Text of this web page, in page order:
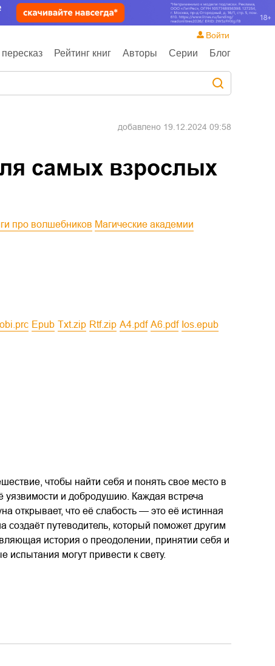
Рейтинг книг Авторы Серии Блог
Войти
добавлено 19.12.2024 09:58
самых взрослых
про волшебников
Магические академии
mobi.prc epub txt.zip rtf.zip a4.pdf a6.pdf ios.epub
чтобы найти себя и понять свое место в
и добродушию. Каждая встреча
открывает, что её слабость — это её истинная
путеводитель, который поможет другим
история о преодолении, принятии себя и
могут привести к свету.